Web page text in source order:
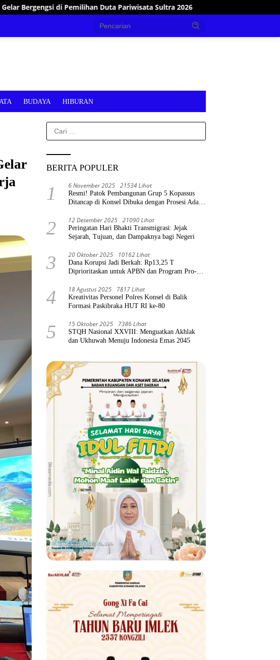
Pariwisata Sultra 2026 Tanggap Bencana, Wakil Bupati Konawe
BUDAYA HIBURAN
Cari
untuk:
BERITA POPULER
1 6 November 2025 21534 Lihat
Resmi! Patok Pembangunan Grup 5 Kopassus
Ditancap di Konsel Dibuka dengan Prosesi Adat
2 12 Desember 2025 21090 Lihat
Peringatan Hari Bhakti Transmigrasi: Jejak
Sejarah, Tujuan, dan Dampaknya bagi Negeri
3 20 Oktober 2025 10162 Lihat
Dana Korupsi Jadi Berkah: Rp13,25 T
Diprioritaskan untuk APBN dan Program Pro-
4 18 Agustus 2025 7817 Lihat
Kreativitas Personel Polres Konsel di Balik
Formasi Paskibraka HUT RI ke-80
5 15 Oktober 2025 7386 Lihat
STQH Nasional XXVIII: Menguatkan Akhlak
dan Ukhuwah Menuju Indonesia Emas 2045